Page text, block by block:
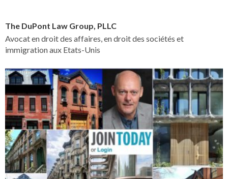
The DuPont Law Group, PLLC
Avocat en droit des affaires, en droit des sociétés et
immigration aux Etats-Unis